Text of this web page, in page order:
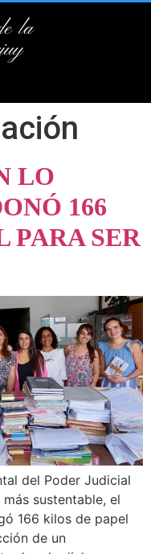
la
LO
166
PARA SER
del Poder Judicial
sustentable, el
166 kilos de papel
de un